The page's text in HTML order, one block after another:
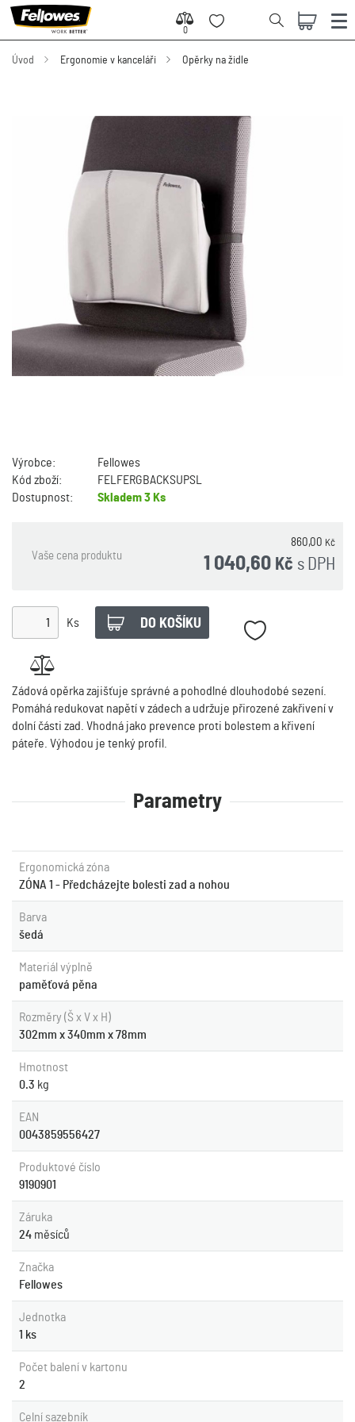
0
0
Úvod Ergonomie v kanceláři Opěrky na židle
Výrobce:
Fellowes
Kód zboží:
FELFERGBACKSUPSL
Dostupnost:
Skladem3 Ks
Vaše cena produktu
860,00 Kč
s DPH
1 040,60 Kč
Ks
Zádová opěrka zajišťuje správné a pohodlné dlouhodobé sezení.
Pomáhá redukovat napětí v zádech a udržuje přirozené zakřivení v
dolní části zad. Vhodná jako prevence proti bolestem a křivení
páteře. Výhodou je tenký profil.
Parametry
Ergonomická zóna
ZÓNA 1 - Předcházejte bolesti zad a nohou
Barva
šedá
Materiál výplně
paměťová pěna
Rozměry (Š x V x H)
302mm x 340mm x 78mm
Hmotnost
0.3 kg
EAN
0043859556427
Produktové číslo
9190901
Záruka
24 měsíců
Značka
Fellowes
Jednotka
1 ks
Počet balení v kartonu
2
Celní sazebník